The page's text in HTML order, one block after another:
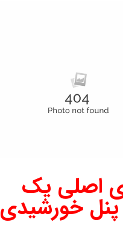
اصلی یک
پنل خورشیدی